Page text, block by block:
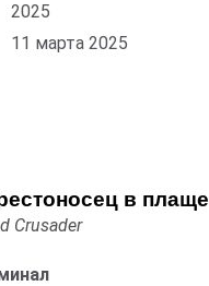
2025
11 марта 2025
в плаще
Crusader